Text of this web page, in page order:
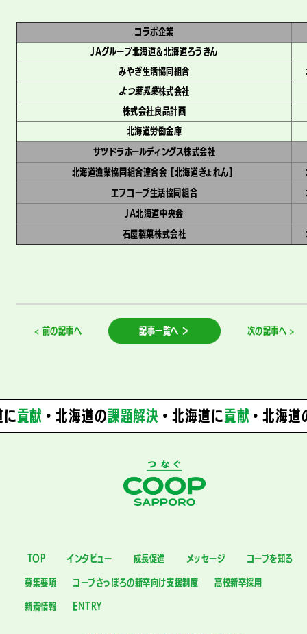
コラボ企業
JAグループ北海道＆北海道ろうきん
みやぎ生活協同組合
よつ葉乳業株式会社
株式会社良品計画
北海道労働金庫
サツドラホールディングス株式会社
北海道漁業協同組合連合会［北海道ぎょれん］
エフコープ生活協同組合
JA北海道中央会
石屋製菓株式会社
< 前の記事へ 記事一覧へ ＞ 次の記事へ >
貢献・北海道の課題解決・北海道に貢献・北海道の
TOP インタビュー 成長促進 メッセージ コープを知る
募集要項 コープさっぽろの新卒向け支援制度 高校新卒採用
新着情報 ENTRY